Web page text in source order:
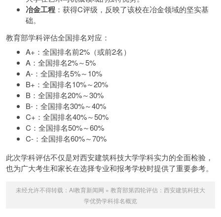
冶金工程 ：获得C评级，反映了该校在冶金领域的坚实基
础。
教育部学科评估全国排名对应：
A+：全国排名前2%（或前2名）
A：全国排名2%～5%
A-：全国排名5%～10%
B+：全国排名10%～20%
B：全国排名20%～30%
B-：全国排名30%～40%
C+：全国排名40%～50%
C：全国排名50%～60%
C-：全国排名60%～70%
此次学科评估不仅是对西安建筑科技大学学科实力的全面检验，
也为广大考生和家长在选择专业和报考学校时提供了重要参考。
未经允许不得转载： AI教育新闻网 » 教育部第四轮评估：西安建筑科技大
学优势学科排名概览